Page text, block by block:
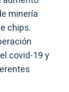
minería
chips.
covid-19 y